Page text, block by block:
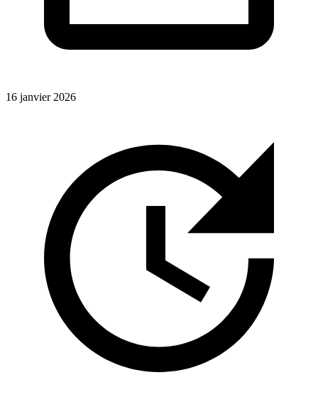
16 janvier 2026